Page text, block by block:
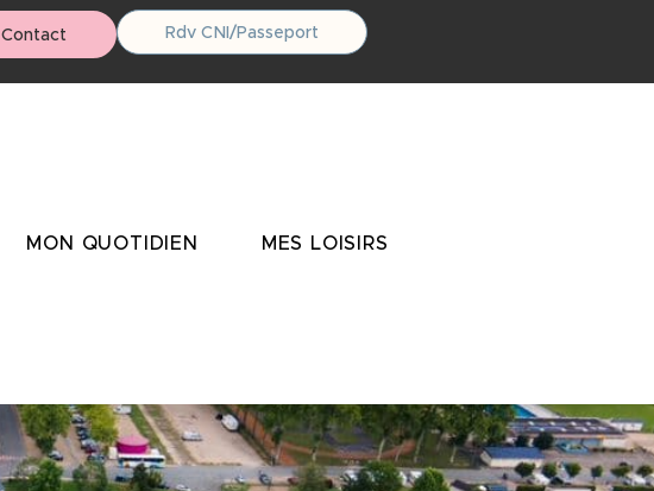
Contact Rdv CNI/Passeport
MON QUOTIDIEN MES LOISIRS